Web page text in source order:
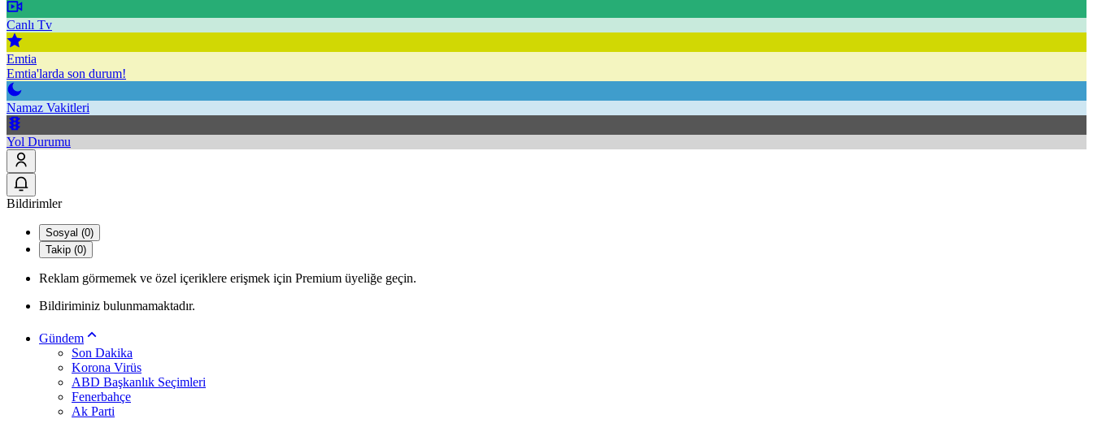
Canlı Tv
Emtia
Emtia'larda son durum!
Namaz Vakitleri
Yol Durumu
Bildirimler
Sosyal (0)
Takip (0)
Reklam görmemek ve özel içeriklere erişmek için Premium üyeliğe geçin.
Bildiriminiz bulunmamaktadır.
Gündem
Son Dakika
Korona Virüs
ABD Başkanlık Seçimleri
Fenerbahçe
Ak Parti